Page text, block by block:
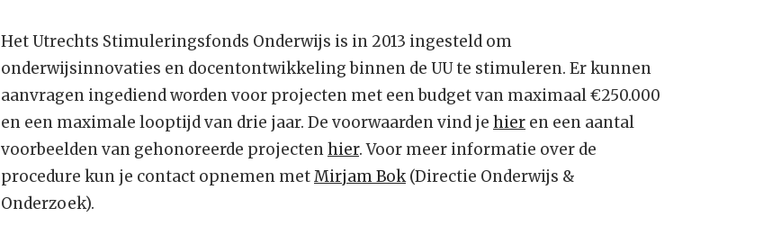
Het Utrechts Stimuleringsfonds Onderwijs is in 2013 ingesteld om
onderwijsinnovaties en docentontwikkeling binnen de UU te stimuleren. Er kunnen
aanvragen ingediend worden voor projecten met een budget van maximaal €250.000
en een maximale looptijd van drie jaar. De voorwaarden vind je hier en een aantal
voorbeelden van gehonoreerde projectenhier. Voor meer informatie over de
procedure kun je contact opnemen metMirjam Bok(Directie Onderwijs &
Onderzoek).